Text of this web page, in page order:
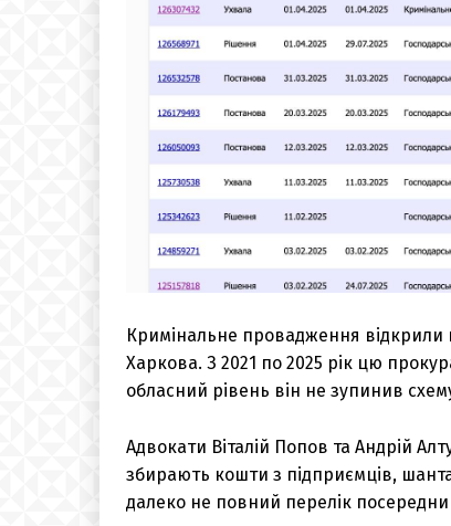
Кримінальне провадження відкрили
Харкова. З 2021 по 2025 рік цю
обласний рівень він не зупинив
Адвокати Віталій Попов та Андрій
збирають кошти з підприємців,
далеко не повний перелік